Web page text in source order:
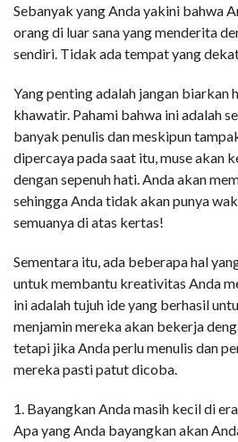
Sebanyak yang Anda yakini bahwa
orang di luar sana yang menderita
sendiri. Tidak ada tempat yang
Yang penting adalah jangan biarkan
khawatir. Pahami bahwa ini adalah
banyak penulis dan meskipun
dipercaya pada saat itu, muse akan
dengan sepenuh hati. Anda akan
sehingga Anda tidak akan punya
semuanya di atas kertas!
Sementara itu, ada beberapa hal
untuk membantu kreativitas Anda
ini adalah tujuh ide yang berhasil
menjamin mereka akan bekerja
tetapi jika Anda perlu menulis dan
mereka pasti patut dicoba.
1. Bayangkan Anda masih kecil di
Apa yang Anda bayangkan akan